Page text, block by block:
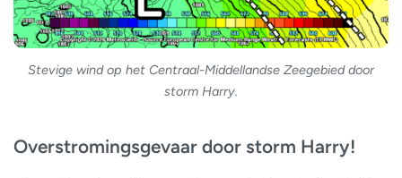
Stevige wind op het Centraal-Middellandse Zeegebied door
storm Harry.
Overstromingsgevaar door storm Harry!